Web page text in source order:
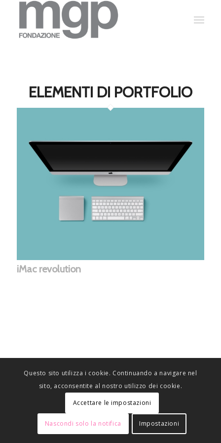
ELEMENTI DI PORTFOLIO
iMac revolution
Questo sito utilizza i cookie. Continuando a navigare nel
sito, acconsentite al nostro utilizzo dei cookie.
Accettare le impostazioni
Nascondi solo la notifica Impostazioni